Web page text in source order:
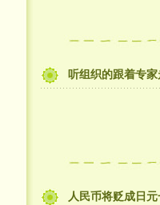
听组织的跟着专
人民币将贬成日